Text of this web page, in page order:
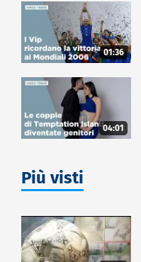
01:36
04:01
Più visti